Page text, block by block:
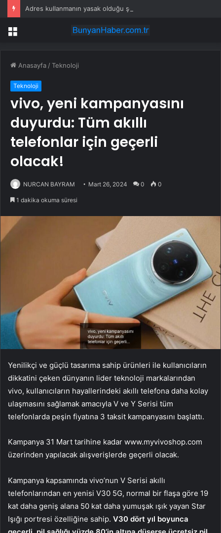
Menü
Anasayfa /Teknoloji
Teknoloji
vivo, yeni kampanyasını
duyurdu: Tüm akıllı
telefonlar için geçerli
olacak!
NURCAN BAYRAM Mart 26, 2024 0 0
1 dakika okuma süresi
Yenilikçi ve güçlü tasarıma sahip ürünleri ile kullanıcıların
dikkatini çeken dünyanın lider teknoloji markalarından
vivo, kullanıcıların hayallerindeki akıllı telefona daha kolay
ulaşmasını sağlamak amacıyla V ve Y Serisi tüm
telefonlarda peşin fiyatına 3 taksit kampanyasını başlattı.
Kampanya 31 Mart tarihine kadar www.myvivoshop.com
üzerinden yapılacak alışverişlerde geçerli olacak.
Kampanya kapsamında vivo’nun V Serisi akıllı
telefonlarından en yenisi V30 5G, normal bir flaşa göre 19
kat daha geniş alana 50 kat daha yumuşak ışık yayan Star
Işığı portresi özelliğine sahip. V30 dört yıl boyunca